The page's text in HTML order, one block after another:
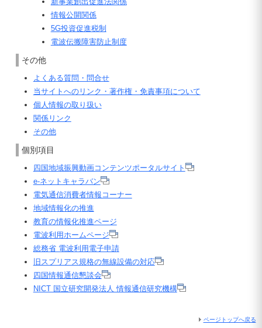
情報公開関係
5G投資促進税制
電波伝搬障害防止制度
その他
よくある質問・問合せ
当サイトへのリンク・著作権・免責事項について
個人情報の取り扱い
関係リンク
その他
個別項目
四国地域振興動画コンテンツポータルサイト
e-ネットキャラバン
電気通信消費者情報コーナー
地域情報化の推進
教育の情報化推進ページ
電波利用ホームページ
総務省 電波利用電子申請
旧スプリアス規格の無線設備の対応
四国情報通信懇談会
NICT 国立研究開発法人 情報通信研究機構
ページトップへ戻る